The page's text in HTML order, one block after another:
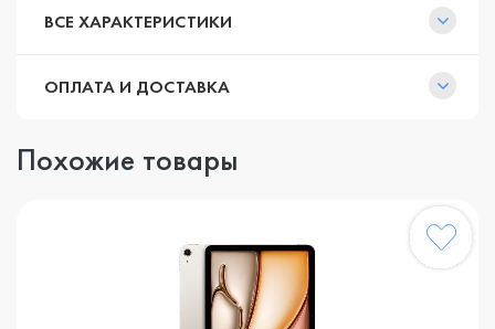
ВСЕ ХАРАКТЕРИСТИКИ
ОПЛАТА И ДОСТАВКА
Похожие товары